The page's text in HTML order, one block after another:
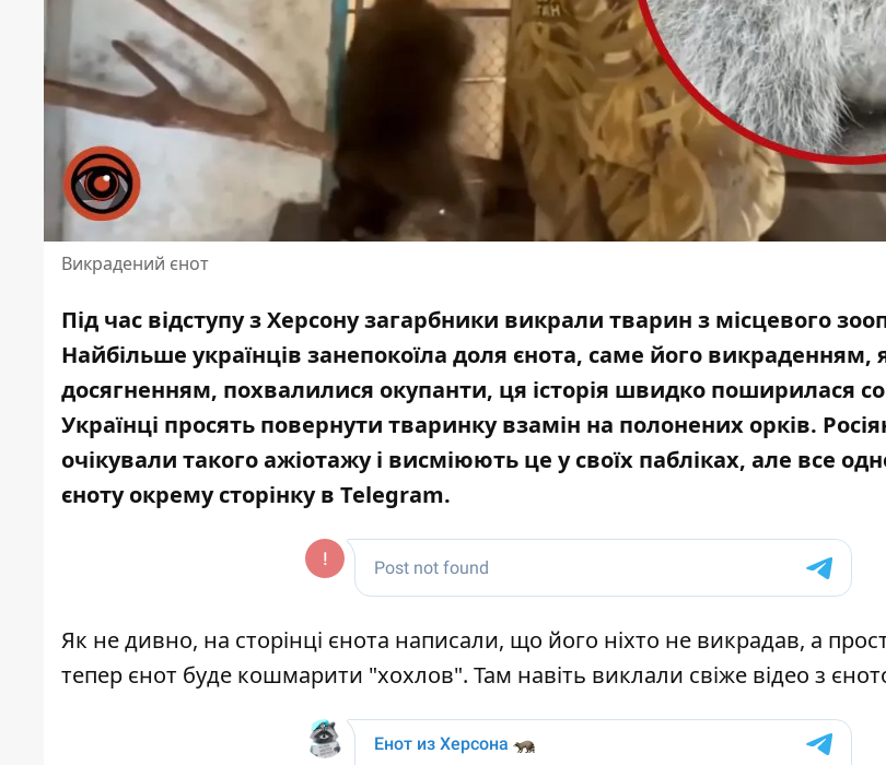
Викрадений єнот
Під час відступу з Херсону загарбники викрали тварин з місцевого
Найбільше українців занепокоїла доля єнота, саме його викраденням,
досягненням, похвалилися окупанти, ця історія швидко поширилася
Українці просять повернути тваринку взамін на полонених орків.
очікували такого ажіотажу і висміюють це у своїх пабліках, але все
єноту окрему сторінку в Telegram.
Як не дивно, на сторінці єнота написали, що його ніхто не викрадав, а
тепер єнот буде кошмарити "хохлов". Там навіть виклали свіже відео з